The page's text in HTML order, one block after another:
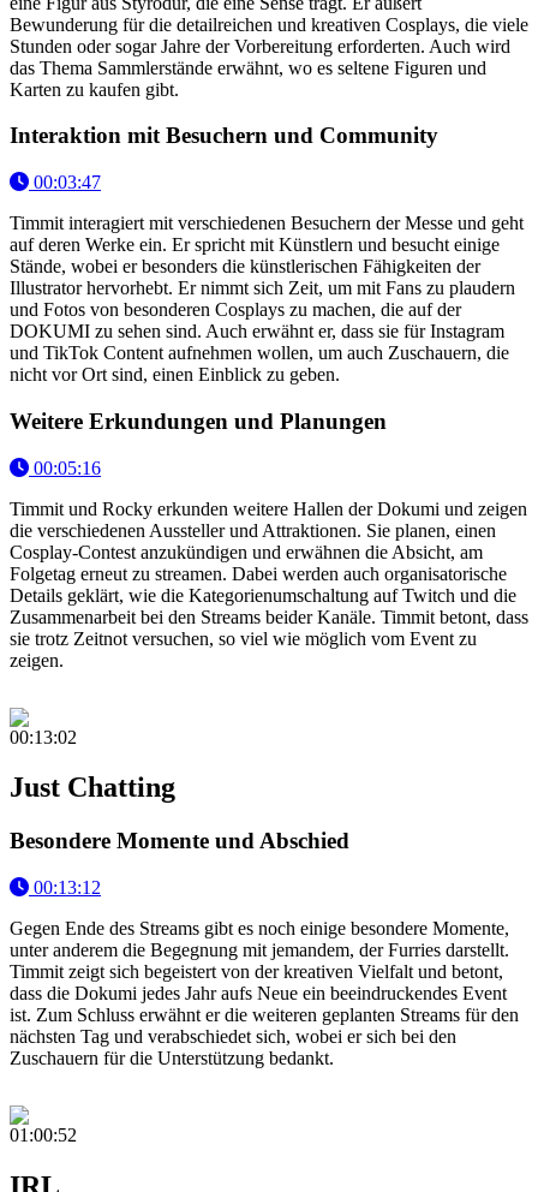
Bewunderung für die detailreichen und kreativen Cosplays, die viele
Stunden oder sogar Jahre der Vorbereitung erforderten. Auch wird
das Thema Sammlerstände erwähnt, wo es seltene Figuren und
Karten zu kaufen gibt.
Interaktion mit Besuchern und Community
00:03:47
Timmit interagiert mit verschiedenen Besuchern der Messe und geht
auf deren Werke ein. Er spricht mit Künstlern und besucht einige
Stände, wobei er besonders die künstlerischen Fähigkeiten der
Illustrator hervorhebt. Er nimmt sich Zeit, um mit Fans zu plaudern
und Fotos von besonderen Cosplays zu machen, die auf der
DOKUMI zu sehen sind. Auch erwähnt er, dass sie für Instagram
und TikTok Content aufnehmen wollen, um auch Zuschauern, die
nicht vor Ort sind, einen Einblick zu geben.
Weitere Erkundungen und Planungen
00:05:16
Timmit und Rocky erkunden weitere Hallen der Dokumi und zeigen
die verschiedenen Aussteller und Attraktionen. Sie planen, einen
Cosplay-Contest anzukündigen und erwähnen die Absicht, am
Folgetag erneut zu streamen. Dabei werden auch organisatorische
Details geklärt, wie die Kategorienumschaltung auf Twitch und die
Zusammenarbeit bei den Streams beider Kanäle. Timmit betont, dass
sie trotz Zeitnot versuchen, so viel wie möglich vom Event zu
zeigen.
00:13:02
Just Chatting
Besondere Momente und Abschied
00:13:12
Gegen Ende des Streams gibt es noch einige besondere Momente,
unter anderem die Begegnung mit jemandem, der Furries darstellt.
Timmit zeigt sich begeistert von der kreativen Vielfalt und betont,
dass die Dokumi jedes Jahr aufs Neue ein beeindruckendes Event
ist. Zum Schluss erwähnt er die weiteren geplanten Streams für den
nächsten Tag und verabschiedet sich, wobei er sich bei den
Zuschauern für die Unterstützung bedankt.
01:00:52